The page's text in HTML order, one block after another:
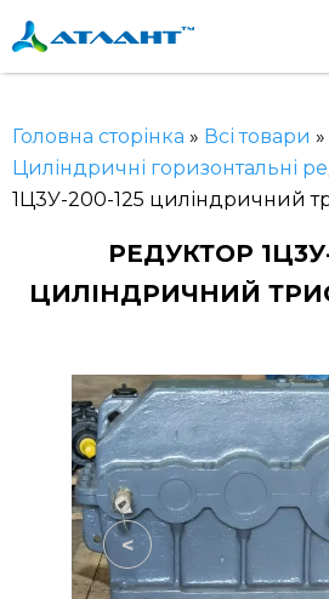
Головна сторінка » Всі товари »
Циліндричні горизонтальні
1Ц3У-200-125 циліндричний
РЕДУКТОР
ЦИЛІНДРИЧНИЙ
<